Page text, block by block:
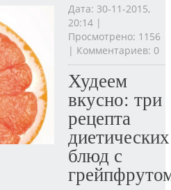
Дата: 30-11-2015,
20:14 |
Просмотрено: 1156
| Комментариев: 0
Худеем
вкусно: три
рецепта
диетических
блюд с